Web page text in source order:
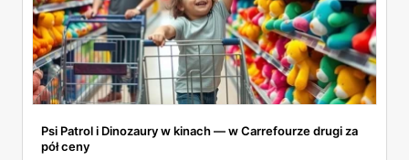
Psi Patrol i Dinozaury w kinach — w Carrefourze drugi za
pół ceny